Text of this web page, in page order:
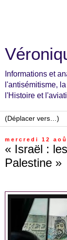
Informations et
l'antisémitisme,
l'Histoire et
mercredi 12
« Israël :
Palestine »